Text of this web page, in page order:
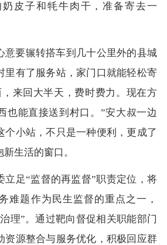
皮子和牦牛肉干，准备寄去一
意要辗转搭车到几十公里外的县城
里有了服务站，家门口就能轻松寄
来回大半天，费时费力。现在方
也能直接送到村口。”安大叔一边
个小站，不只是一种便利，更成了
生活的窗口。
立足“监督的再监督”职责定位，将
难题作为民生监督的重点之一，
理”。通过靶向督促相关职能部门
资源整合与服务优化，积极回应群